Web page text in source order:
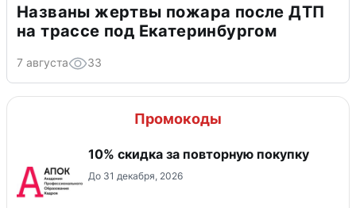
Названы жертвы пожара после ДТП
на трассе под Екатеринбургом
7 августа 33
Промокоды
10% скидка за повторную покупку
До 31 декабря, 2026